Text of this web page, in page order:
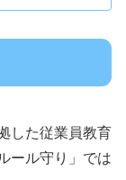
した従業員教育
ール守り」では